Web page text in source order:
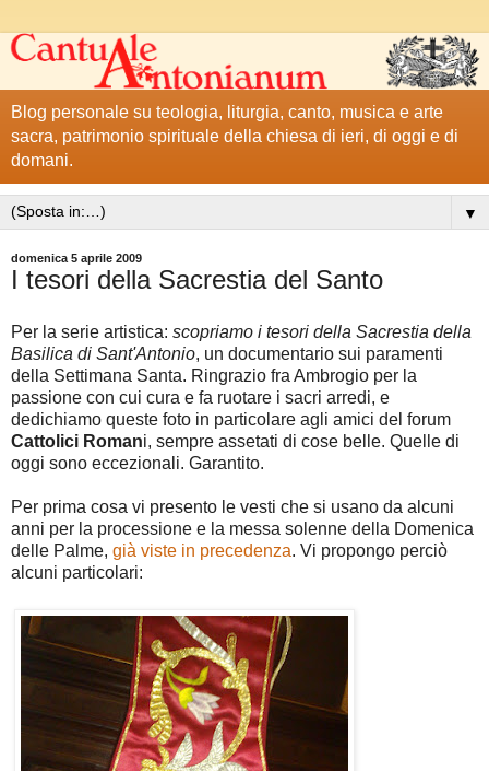
Blog personale su teologia, liturgia, canto, musica e arte
sacra, patrimonio spirituale della chiesa di ieri, di oggi e di
domani.
▼
domenica 5 aprile 2009
I tesori della Sacrestia del Santo
Per la serie artistica: scopriamo i tesori della Sacrestia della
Basilica di Sant'Antonio, un documentario sui paramenti
della Settimana Santa. Ringrazio fra Ambrogio per la
passione con cui cura e fa ruotare i sacri arredi, e
dedichiamo queste foto in particolare agli amici del forum
Cattolici Romani, sempre assetati di cose belle. Quelle di
oggi sono eccezionali. Garantito.
Per prima cosa vi presento le vesti che si usano da alcuni
anni per la processione e la messa solenne della Domenica
delle Palme, già viste in precedenza. Vi propongo perciò
alcuni particolari: